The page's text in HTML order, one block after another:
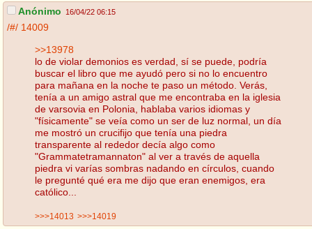
Anónimo 16/04/22 06:15
/#/ 14009
>>13978
lo de violar demonios es verdad, sí se puede, podría
buscar el libro que me ayudó pero si no lo encuentro
para mañana en la noche te paso un método. Verás,
tenía a un amigo astral que me encontraba en la iglesia
de varsovia en Polonia, hablaba varios idiomas y
"físicamente" se veía como un ser de luz normal, un día
me mostró un crucifijo que tenía una piedra
transparente al rededor decía algo como
"Grammatetramannaton" al ver a través de aquella
piedra vi varías sombras nadando en círculos, cuando
le pregunté qué era me dijo que eran enemigos, era
católico...
>>>14013 >>>14019